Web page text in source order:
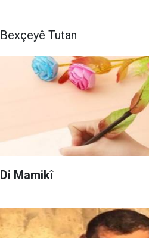
Bexçeyê Tutan
Di Mamikî